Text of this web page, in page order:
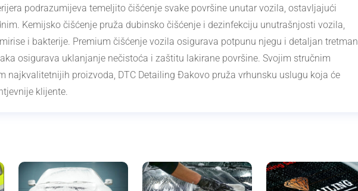
podrazumijeva temeljito čišćenje svake površine unutar vozila, ostavljajući
Kemijsko čišćenje pruža dubinsko čišćenje i dezinfekciju unutrašnjosti vozila,
i bakterije. Premium čišćenje vozila osigurava potpunu njegu i detaljan tretman,
osigurava uklanjanje nečistoća i zaštitu lakirane površine. Svojim stručnim
najkvalitetnijih proizvoda, DTC Detailing Đakovo pruža vrhunsku uslugu koja će
klijente.